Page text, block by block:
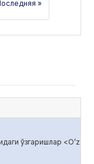
»
ўзгаришлар